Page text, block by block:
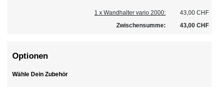
1 x Wandhalter vario 2000:
43,00 CHF
Zwischensumme:
43,00 CHF
Optionen
Wähle Dein Zubehör